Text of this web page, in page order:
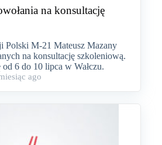
na konsultację
Polski M-21 Mateusz Mazany
na konsultację szkoleniową.
6 do 10 lipca w Wałczu.
ago